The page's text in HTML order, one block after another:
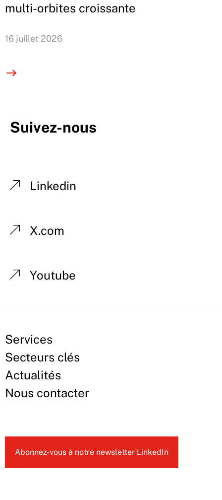
multi-orbites croissante
16 juillet 2026
Suivez-nous
Linkedin
X.com
Youtube
Services
Secteurs clés
Actualités
Nous contacter
Abonnez-vous à notre newsletter LinkedIn